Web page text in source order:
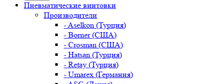
Пневматические винтовки
Производители
- Aselkon (Турция)
- Borner (США)
- Crosman (США)
- Hatsan (Турция)
- Retay (Турция)
- Umarex (Германия)